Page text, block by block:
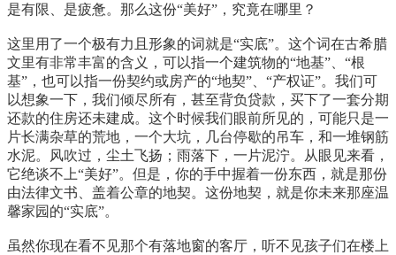
是有限、是疲惫。那么这份“美好”，究竟在哪里？
这里用了一个极有力且形象的词就是“实底”。这个词在古希腊
文里有非常丰富的含义，可以指一个建筑物的“地基”、“根
基”，也可以指一份契约或房产的“地契”、“产权证”。我们可
以想象一下，我们倾尽所有，甚至背负贷款，买下了一套分期
还款的住房还未建成。这个时候我们眼前所见的，可能只是一
片长满杂草的荒地，一个大坑，几台停歇的吊车，和一堆钢筋
水泥。风吹过，尘土飞扬；雨落下，一片泥泞。从眼见来看，
它绝谈不上“美好”。但是，你的手中握着一份东西，就是那份
由法律文书、盖着公章的地契。这份地契，就是你未来那座温
馨家园的“实底”。
虽然你现在看不见那个有落地窗的客厅，听不见孩子们在楼上